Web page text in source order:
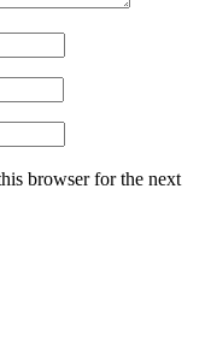
browser for the next